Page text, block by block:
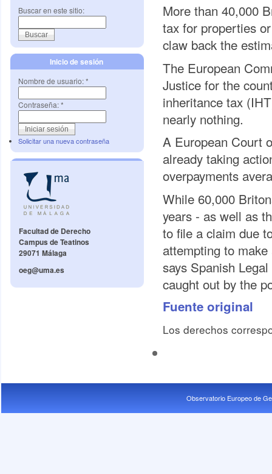
Buscar en este sitio:
Inicio de sesión
Nombre de usuario:*
Contraseña:*
Solicitar una nueva contraseña
Facultad de Derecho
Campus de Teatinos
29071 Málaga
oeg@uma.es
More than 40,000
tax for properties
claw back the
The European
Justice for the
inheritance tax
nearly nothing.
A European Court
already taking
overpayments
While 60,000
years - as well as
to file a claim due
attempting to
says Spanish
caught out by the
Fuente original
Los derechos
Observatorio Europeo de